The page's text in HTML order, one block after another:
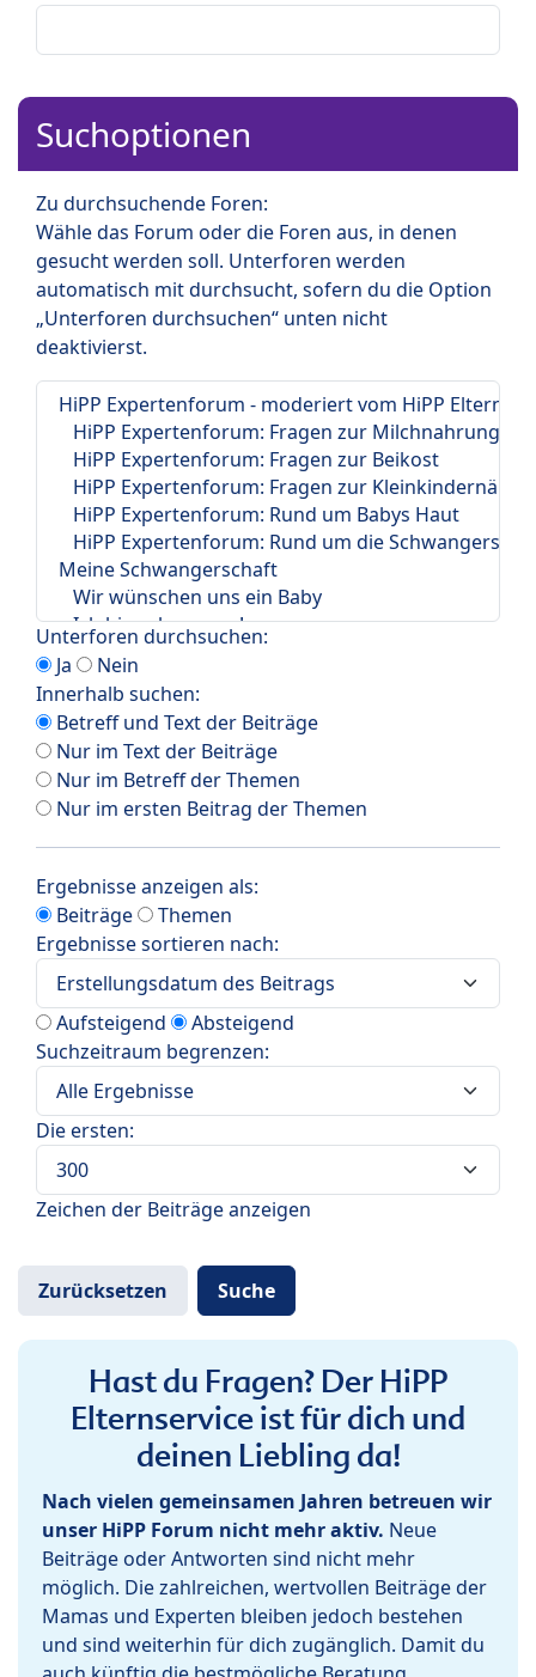
Suchoptionen
Zu durchsuchende Foren:
Wähle das Forum oder die Foren aus, in denen
gesucht werden soll. Unterforen werden
automatisch mit durchsucht, sofern du die Option
„Unterforen durchsuchen“ unten nicht
deaktivierst.
Unterforen durchsuchen:
Ja
Nein
Innerhalb suchen:
Betreff und Text der Beiträge
Nur im Text der Beiträge
Nur im Betreff der Themen
Nur im ersten Beitrag der Themen
Ergebnisse anzeigen als:
Beiträge
Themen
Ergebnisse sortieren nach:
Aufsteigend
Absteigend
Suchzeitraum begrenzen:
Die ersten:
Zeichen der Beiträge anzeigen
Hast du Fragen? Der HiPP
Elternservice ist für dich und
deinen Liebling da!
Nach vielen gemeinsamen Jahren betreuen wir
unser HiPP Forum nicht mehr aktiv. Neue
Beiträge oder Antworten sind nicht mehr
möglich. Die zahlreichen, wertvollen Beiträge der
Mamas und Experten bleiben jedoch bestehen
und sind weiterhin für dich zugänglich. Damit du